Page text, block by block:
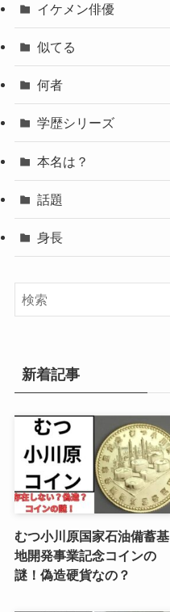
イケメン俳優
似てる
何者
学歴シリーズ
本名は？
話題
身長
新着記事
むつ小川原国家石油備蓄基
地開発事業記念コインの
謎！偽造硬貨なの？